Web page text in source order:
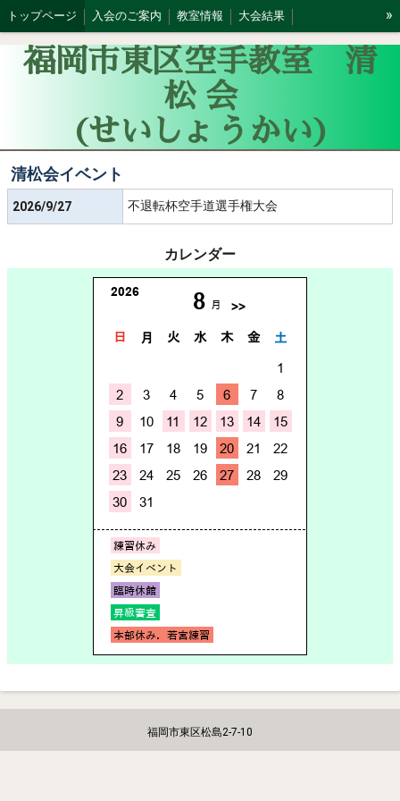
トップページ 入会のご案内 教室情報 大会結果
スケジュール
»
福岡市東区空手教室 清
松 会
(せいしょうかい)
清松会イベント
2026/9/27 不退転杯空手道選手権大会
カレンダー
福岡市東区松島2-7-10